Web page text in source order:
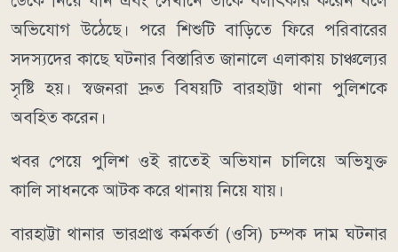
অভিযোগ উঠেছে। পরে শিশুটি বাড়িতে ফিরে পরিবারের
সদস্যদের কাছে ঘটনার বিস্তারিত জানালে এলাকায় চাঞ্চল্যের
সৃষ্টি হয়। স্বজনরা দ্রুত বিষয়টি বারহাট্টা থানা পুলিশকে
অবহিত করেন।
খবর পেয়ে পুলিশ ওই রাতেই অভিযান চালিয়ে অভিযুক্ত
কালি সাধনকে আটক করে থানায় নিয়ে যায়।
বারহাট্টা থানার ভারপ্রাপ্ত কর্মকর্তা (ওসি) চম্পক দাম ঘটনার